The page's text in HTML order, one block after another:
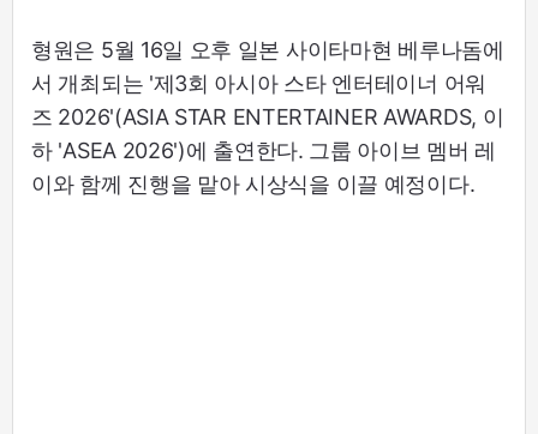
형원은 5월 16일 오후 일본 사이타마현 베루나돔에
서 개최되는 '제3회 아시아 스타 엔터테이너 어워
즈 2026'(ASIA STAR ENTERTAINER AWARDS, 이
하 'ASEA 2026')에 출연한다. 그룹 아이브 멤버 레
이와 함께 진행을 맡아 시상식을 이끌 예정이다.